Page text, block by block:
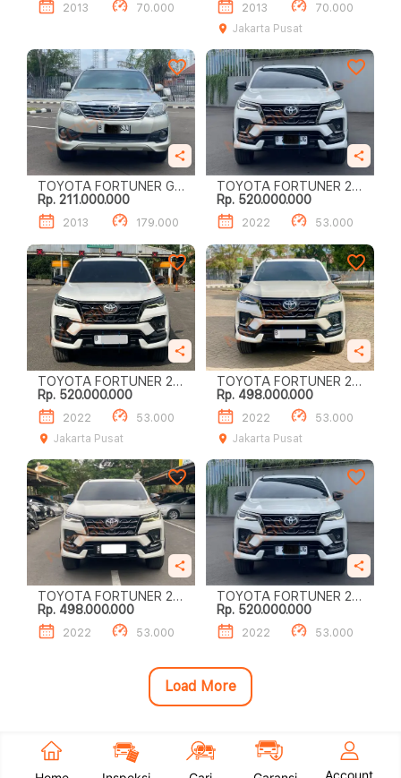
2013 70.000 2013
70.000
Jakarta Pusat
TOYOTA FORTUNER G
LUXURY
Rp. 211.000.000
2013 179.000
TOYOTA FORTUNER 2.8
GR SPORT
Rp. 520.000.000
2022 53.000
TOYOTA FORTUNER 2.8
GR SPORT
Rp. 520.000.000
2022
53.000
Jakarta Pusat
TOYOTA FORTUNER 2.8
GR SPORT
Rp. 498.000.000
2022
53.000
Jakarta Pusat
TOYOTA FORTUNER 2.8
GR SPORT
Rp. 498.000.000
2022 53.000
TOYOTA FORTUNER 2.8
GR SPORT
Rp. 520.000.000
2022 53.000
Load More
Account